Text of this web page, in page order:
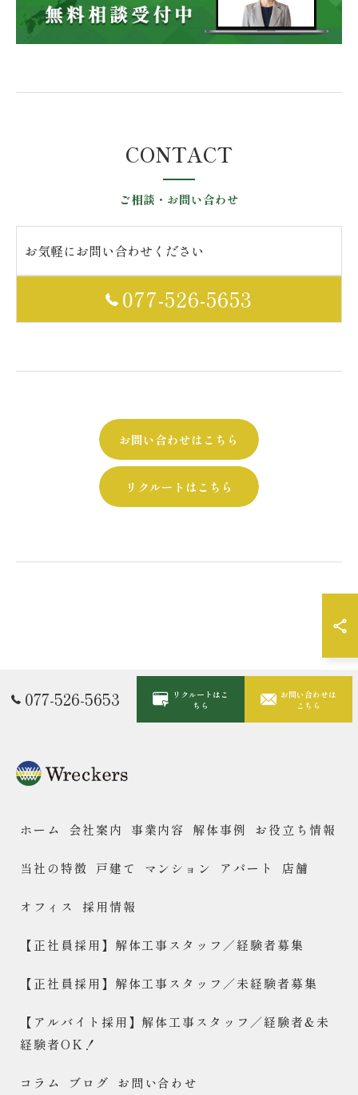
ご相談・お問い合わせ
CONTACT
お気軽にお問い合わせください
077-526-5653
お問い合わせはこちら
リクルートはこちら
077-526-5653
リクルートはこ
ちら
お問い合わせは
こちら
ホーム 会社案内 事業内容 解体事例 お役立ち情報
当社の特徴 戸建て マンション アパート 店舗
オフィス 採用情報
【正社員採用】解体工事スタッフ／経験者募集
【正社員採用】解体工事スタッフ／未経験者募集
【アルバイト採用】解体工事スタッフ／経験者&未
経験者OK！
コラム ブログ お問い合わせ